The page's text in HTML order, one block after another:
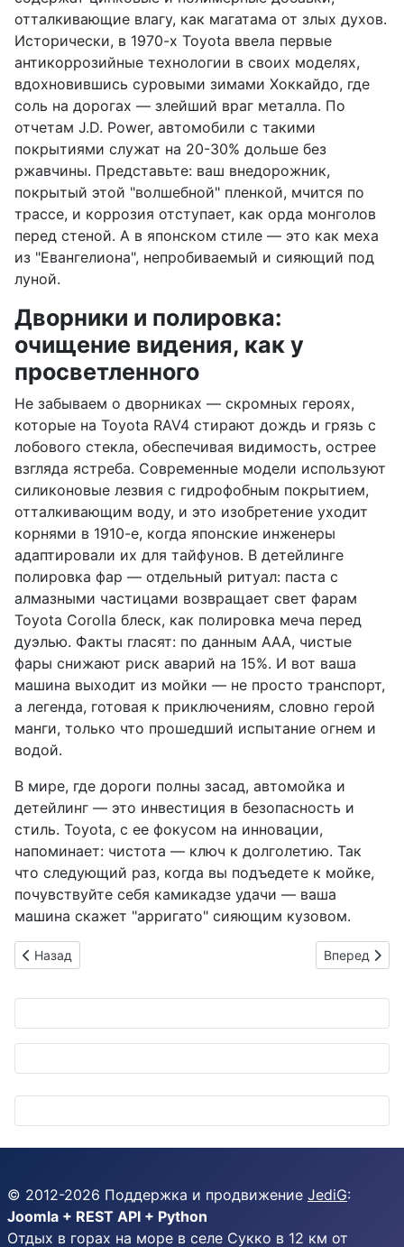
отталкивающие влагу, как магатама от злых духов.
Исторически, в 1970-х Toyota ввела первые
антикоррозийные технологии в своих моделях,
вдохновившись суровыми зимами Хоккайдо, где
соль на дорогах — злейший враг металла. По
отчетам J.D. Power, автомобили с такими
покрытиями служат на 20-30% дольше без
ржавчины. Представьте: ваш внедорожник,
покрытый этой "волшебной" пленкой, мчится по
трассе, и коррозия отступает, как орда монголов
перед стеной. А в японском стиле — это как меха
из "Евангелиона", непробиваемый и сияющий под
луной.
Дворники и полировка:
очищение видения, как у
просветленного
Не забываем о дворниках — скромных героях,
которые на Toyota RAV4 стирают дождь и грязь с
лобового стекла, обеспечивая видимость, острее
взгляда ястреба. Современные модели используют
силиконовые лезвия с гидрофобным покрытием,
отталкивающим воду, и это изобретение уходит
корнями в 1910-е, когда японские инженеры
адаптировали их для тайфунов. В детейлинге
полировка фар — отдельный ритуал: паста с
алмазными частицами возвращает свет фарам
Toyota Corolla блеск, как полировка меча перед
дуэлью. Факты гласят: по данным AAA, чистые
фары снижают риск аварий на 15%. И вот ваша
машина выходит из мойки — не просто транспорт,
а легенда, готовая к приключениям, словно герой
манги, только что прошедший испытание огнем и
водой.
В мире, где дороги полны засад, автомойка и
детейлинг — это инвестиция в безопасность и
стиль. Toyota, с ее фокусом на инновации,
напоминает: чистота — ключ к долголетию. Так
что следующий раз, когда вы подъедете к мойке,
почувствуйте себя камикадзе удачи — ваша
машина скажет "арригато" сияющим кузовом.
Предыдущий: BMW M2 Turbo Design Edition: Ностальгия по
Назад Следующий:
Вперед
© 2012-2026 Поддержка и продвижение JediG:
Joomla + REST API + Python
Отдых в горах на море в селе Сукко в 12 км от